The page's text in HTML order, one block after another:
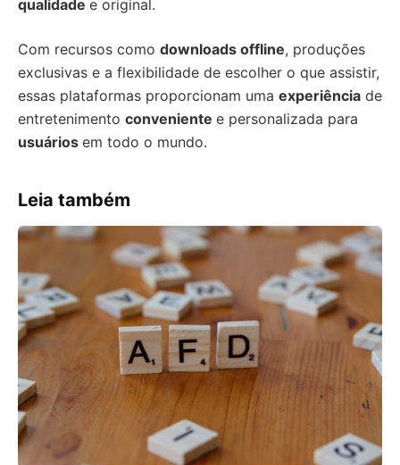
qualidade e original.
Com recursos como downloads offline, produções
exclusivas e a flexibilidade de escolher o que assistir,
essas plataformas proporcionam uma experiência de
entretenimento conveniente e personalizada para
usuários em todo o mundo.
Leia também